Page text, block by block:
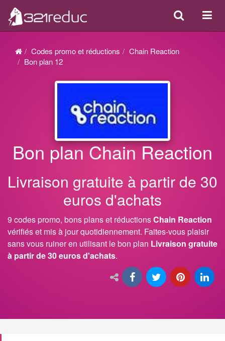
ou
Search
Codes promo et réductions
Chain Reaction
Bon plan 12
Bon plan Chain Reaction
Livraison gratuite à partir de 30
euros d'achats
9 codes promo, bons plans et réductionsChain Reaction
vérifiés et mis à jour quotidiennement. Faites-vous plaisir
sans vous ruiner en utilisant le bon plan Livraison gratuite
à partir de 30 euros d'achats.